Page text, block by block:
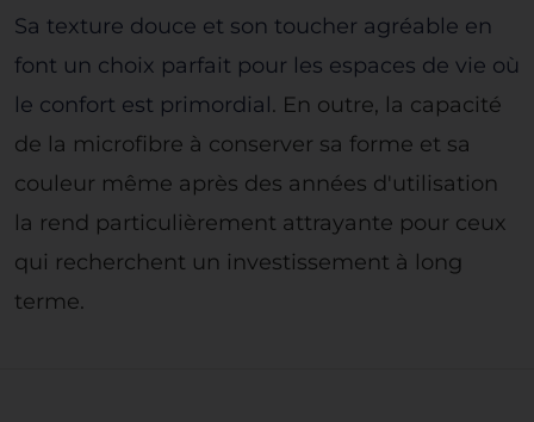
Sa texture douce et son toucher agréable en
font un choix parfait pour les espaces de vie où
le confort est primordial. En outre, la capacité
de la microfibre à conserver sa forme et sa
couleur même après des années d'utilisation
la rend particulièrement attrayante pour ceux
qui recherchent un investissement à long
terme.